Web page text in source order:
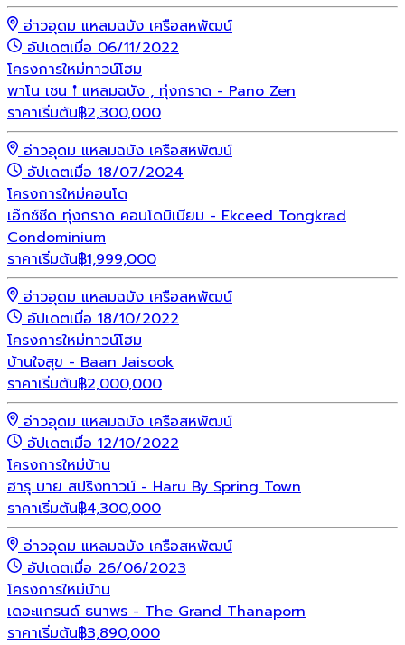
อ่าวอุดม แหลมฉบัง เครือสหพัฒน์
อัปเดตเมื่อ 06/11/2022
โครงการใหม่ทาวน์โฮม
พาโน เซน 𖡡 แหลมฉบัง , ทุ่งกราด - Pano Zen
ราคาเริ่มต้น฿2,300,000
อ่าวอุดม แหลมฉบัง เครือสหพัฒน์
อัปเดตเมื่อ 18/07/2024
โครงการใหม่คอนโด
เอ๊กซ์ซีด ทุ่งกราด คอนโดมิเนียม - Ekceed Tongkrad
Condominium
ราคาเริ่มต้น฿1,999,000
อ่าวอุดม แหลมฉบัง เครือสหพัฒน์
อัปเดตเมื่อ 18/10/2022
โครงการใหม่ทาวน์โฮม
บ้านใจสุข - Baan Jaisook
ราคาเริ่มต้น฿2,000,000
อ่าวอุดม แหลมฉบัง เครือสหพัฒน์
อัปเดตเมื่อ 12/10/2022
โครงการใหม่บ้าน
ฮารุ บาย สปริงทาวน์ - Haru By Spring Town
ราคาเริ่มต้น฿4,300,000
อ่าวอุดม แหลมฉบัง เครือสหพัฒน์
อัปเดตเมื่อ 26/06/2023
โครงการใหม่บ้าน
เดอะแกรนด์ ธนาพร - The Grand Thanaporn
ราคาเริ่มต้น฿3,890,000